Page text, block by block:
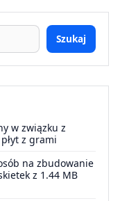
Szukaj
w związku z
z grami
na zbudowanie
z 1.44 MB